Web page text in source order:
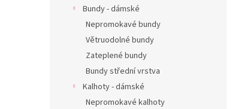
Bundy - dámské
Nepromokavé bundy
Větruodolné bundy
Zateplené bundy
Bundy střední vrstva
Kalhoty - dámské
Nepromokavé kalhoty